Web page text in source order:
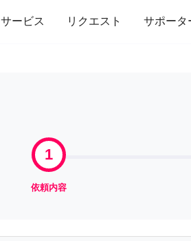
サービス リクエスト サポータ
家事 引っ越し インテリア
1
依頼内容